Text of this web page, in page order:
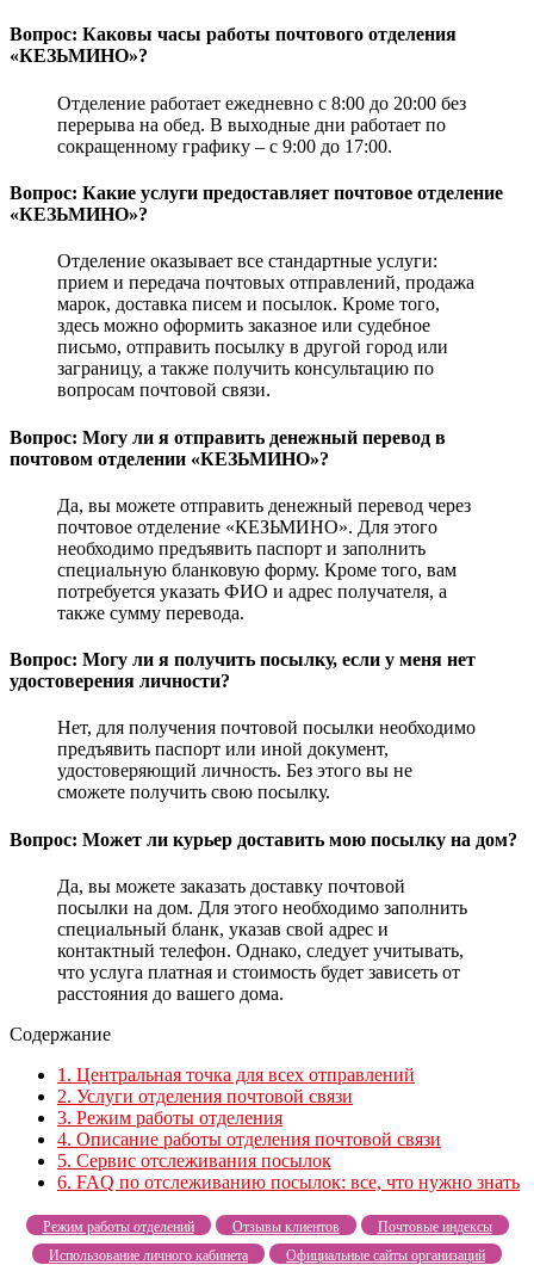
Вопрос: Каковы часы работы почтового отделения
«КЕЗЬМИНО»?
Отделение работает ежедневно с 8:00 до 20:00 без
перерыва на обед. В выходные дни работает по
сокращенному графику – с 9:00 до 17:00.
Вопрос: Какие услуги предоставляет почтовое отделение
«КЕЗЬМИНО»?
Отделение оказывает все стандартные услуги:
прием и передача почтовых отправлений, продажа
марок, доставка писем и посылок. Кроме того,
здесь можно оформить заказное или судебное
письмо, отправить посылку в другой город или
заграницу, а также получить консультацию по
вопросам почтовой связи.
Вопрос: Могу ли я отправить денежный перевод в
почтовом отделении «КЕЗЬМИНО»?
Да, вы можете отправить денежный перевод через
почтовое отделение «КЕЗЬМИНО». Для этого
необходимо предъявить паспорт и заполнить
специальную бланковую форму. Кроме того, вам
потребуется указать ФИО и адрес получателя, а
также сумму перевода.
Вопрос: Могу ли я получить посылку, если у меня нет
удостоверения личности?
Нет, для получения почтовой посылки необходимо
предъявить паспорт или иной документ,
удостоверяющий личность. Без этого вы не
сможете получить свою посылку.
Вопрос: Может ли курьер доставить мою посылку на дом?
Да, вы можете заказать доставку почтовой
посылки на дом. Для этого необходимо заполнить
специальный бланк, указав свой адрес и
контактный телефон. Однако, следует учитывать,
что услуга платная и стоимость будет зависеть от
расстояния до вашего дома.
Содержание
1. Центральная точка для всех отправлений
2. Услуги отделения почтовой связи
3. Режим работы отделения
4. Описание работы отделения почтовой связи
5. Сервис отслеживания посылок
6. FAQ по отслеживанию посылок: все, что нужно знать
Режим работы отделений Отзывы клиентов
Почтовые индексы
Использование личного кабинета
Официальные сайты организаций